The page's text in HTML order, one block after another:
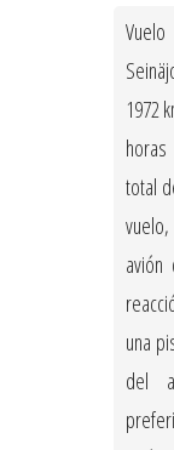
1972
total
una
del